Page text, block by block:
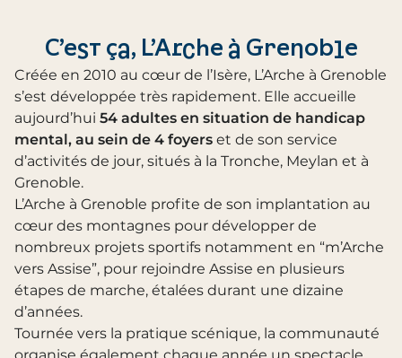
C’est ça, L’Arche à Grenoble
Créée en 2010 au cœur de l’Isère, L’Arche à Grenoble
s’est développée très rapidement. Elle accueille
aujourd’hui 54 adultes en situation de handicap
mental, au sein de 4 foyers et de son service
d’activités de jour, situés à la Tronche, Meylan et à
Grenoble.
L’Arche à Grenoble profite de son implantation au
cœur des montagnes pour développer de
nombreux projets sportifs notamment en “m’Arche
vers Assise”, pour rejoindre Assise en plusieurs
étapes de marche, étalées durant une dizaine
d’années.
Tournée vers la pratique scénique, la communauté
organise également chaque année un spectacle